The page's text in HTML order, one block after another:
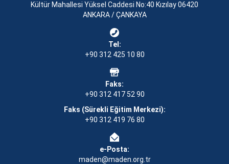
Kültür Mahallesi Yüksel Caddesi No:40 Kızılay 06420
ANKARA / ÇANKAYA
Tel:
+90 312 425 10 80
Faks:
+90 312 417 52 90
Faks (Sürekli Eğitim Merkezi):
+90 312 419 76 80
e-Posta:
maden@maden.org.tr